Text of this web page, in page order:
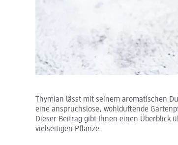
Thymian lässt mit seinem aromatischen
eine anspruchslose, wohlduftende
Dieser Beitrag gibt Ihnen einen Überblick
vielseitigen Pflanze.